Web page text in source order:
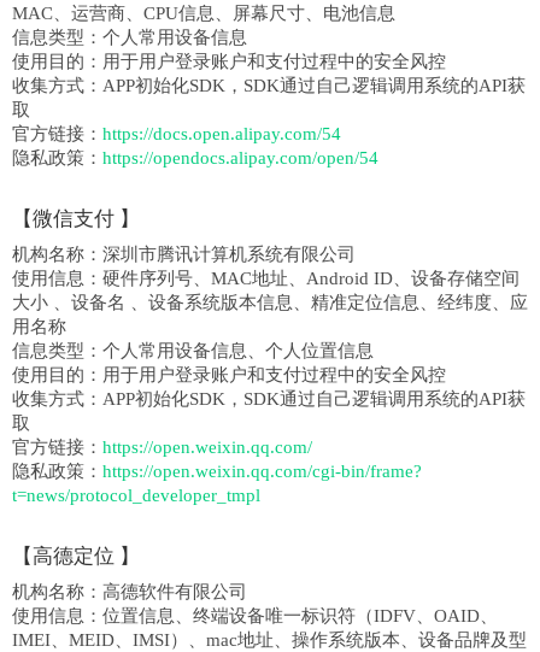
MAC、运营商、CPU信息、屏幕尺寸、电池信息
信息类型： 个人常用设备信息
使用目的： 用于用户登录账户和支付过程中的安全风控
收集方式： APP初始化SDK，SDK通过自己逻辑调用系统的API获
取
官方链接： https://docs.open.alipay.com/54
隐私政策： https://opendocs.alipay.com/open/54
【微信支付 】
机构名称： 深圳市腾讯计算机系统有限公司
使用信息： 硬件序列号、MAC地址、Android ID、设备存储空间
大小 、设备名 、设备系统版本信息、精准定位信息、经纬度、应
用名称
信息类型： 个人常用设备信息、个人位置信息
使用目的： 用于用户登录账户和支付过程中的安全风控
收集方式： APP初始化SDK，SDK通过自己逻辑调用系统的API获
取
官方链接： https://open.weixin.qq.com/
隐私政策： https://open.weixin.qq.com/cgi-bin/frame?
t=news/protocol_developer_tmpl
【高德定位 】
机构名称： 高德软件有限公司
使用信息： 位置信息、终端设备唯一标识符（IDFV、OAID、
IMEI、MEID、IMSI）、mac地址、操作系统版本、设备品牌及型